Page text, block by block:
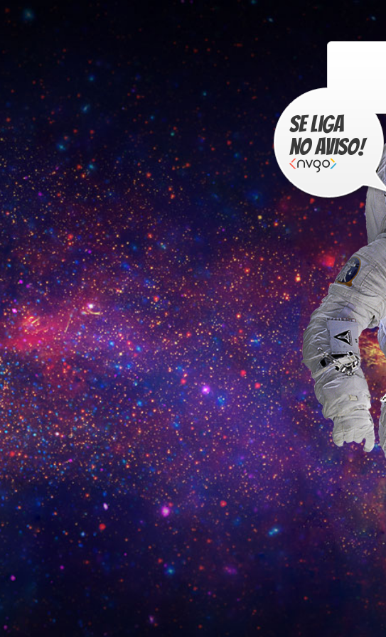
Se liga
no aviso!